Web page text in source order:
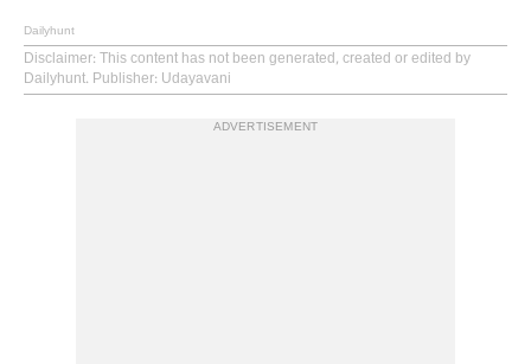
Dailyhunt
Disclaimer: This content has not been generated, created or edited by
Dailyhunt. Publisher: Udayavani
ADVERTISEMENT